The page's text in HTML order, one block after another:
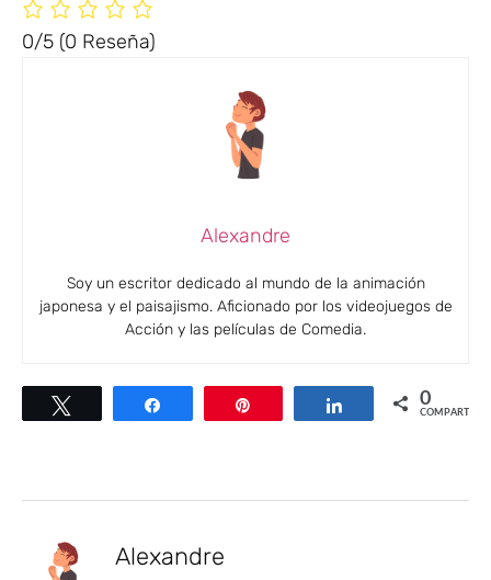
0/5 (0 Reseña)
Alexandre
Soy un escritor dedicado al mundo de la animación
japonesa y el paisajismo. Aficionado por los videojuegos de
Acción y las películas de Comedia.
Compartir Compartir0
COMPARTIR
Alexandre